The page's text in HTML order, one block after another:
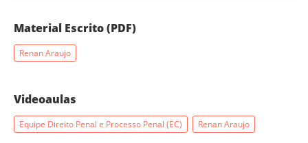
Material Escrito (PDF)
Renan Araujo
Videoaulas
Equipe Direito Penal e Processo Penal (EC) Renan Araujo